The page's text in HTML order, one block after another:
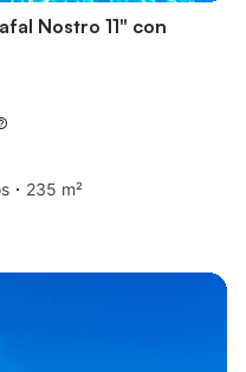
Nostro 11" con
235 m²